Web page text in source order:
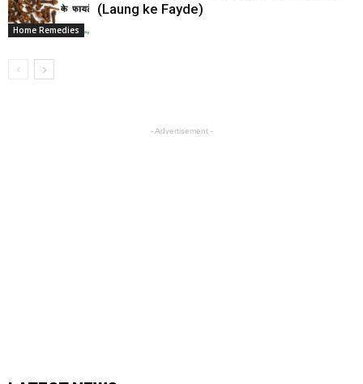
Home Remedies
(Laung ke Fayde)
- Advertisement -